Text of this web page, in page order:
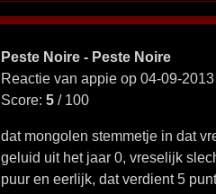
Peste Noire - Peste Noire
Reactie van appie op 04-09-
Score: 5/ 100
dat mongolen stemmetje in dat
geluid uit het jaar 0, vreselijk
puur en eerlijk, dat verdient 5